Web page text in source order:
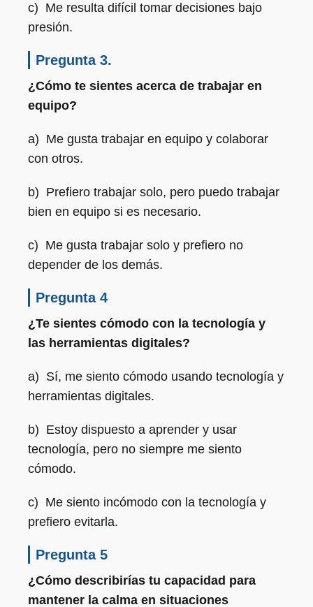
c) Me resulta difícil tomar decisiones bajo
presión.
Pregunta 3.
¿Cómo te sientes acerca de trabajar en
equipo?
a) Me gusta trabajar en equipo y colaborar
con otros.
b) Prefiero trabajar solo, pero puedo trabajar
bien en equipo si es necesario.
c) Me gusta trabajar solo y prefiero no
depender de los demás.
Pregunta 4
¿Te sientes cómodo con la tecnología y
las herramientas digitales?
a) Sí, me siento cómodo usando tecnología y
herramientas digitales.
b) Estoy dispuesto a aprender y usar
tecnología, pero no siempre me siento
cómodo.
c) Me siento incómodo con la tecnología y
prefiero evitarla.
Pregunta 5
¿Cómo describirías tu capacidad para
mantener la calma en situaciones